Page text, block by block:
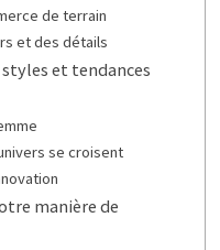
de terrain
et des détails
et tendances
se croisent
manière de